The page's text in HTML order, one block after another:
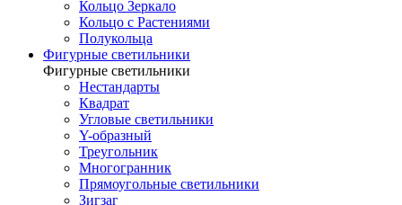
Кольцо Зеркало
Кольцо с Растениями
Полукольца
Фигурные светильники
Фигурные светильники
Нестандарты
Квадрат
Угловые светильники
Y-образный
Треугольник
Многогранник
Прямоугольные светильники
Зигзаг